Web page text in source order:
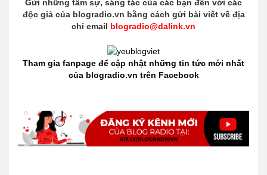
Gửi những tâm sự, sáng tác của các bạn đến với các
độc giả của blogradio.vn bằng cách gửi bài viết về địa
chỉ email blogradio@dalink.vn
Tham gia fanpage để cập nhật những tin tức mới nhất
của blogradio.vn trên Facebook